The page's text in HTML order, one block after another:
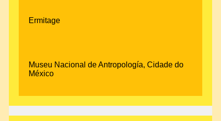
Ermitage
Museu Nacional de Antropología, Cidade do
México